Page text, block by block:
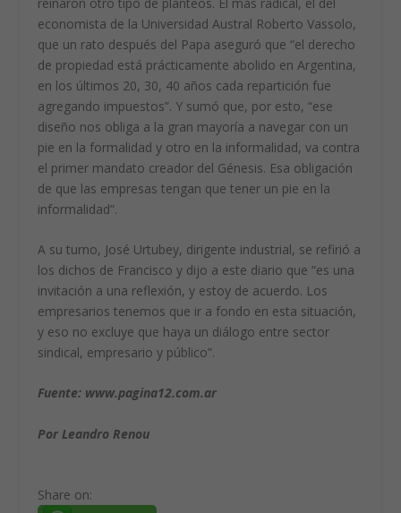
economista de la Universidad Austral Roberto Vassolo,
que un rato después del Papa aseguró que“el derecho
de propiedad está prácticamente abolido en Argentina,
en los últimos 20, 30, 40 años cada repartición fue
agregando impuestos”. Y sumó que, por esto, “ese
diseño nos obliga a la gran mayoría a navegar con un
pie en la formalidad y otro en la informalidad, va contra
el primer mandato creador del Génesis. Esa obligación
de que las empresas tengan que tener un pie en la
informalidad”.
A su turno, José Urtubey, dirigente industrial, se refirió a
los dichos de Francisco y dijo a este diario que “es una
invitación a una reflexión, y estoy de acuerdo. Los
empresarios tenemos que ir a fondo en esta situación,
y eso no excluye que haya un diálogo entre sector
sindical, empresario y público”.
Fuente: www.pagina12.com.ar
Por Leandro Renou
Share on: